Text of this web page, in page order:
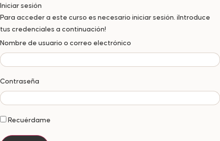
Iniciar sesión
Para acceder a este curso es necesario iniciar sesión. ¡Introduce
tus credenciales a continuación!
Nombre de usuario o correo electrónico
Contraseña
Recuérdame